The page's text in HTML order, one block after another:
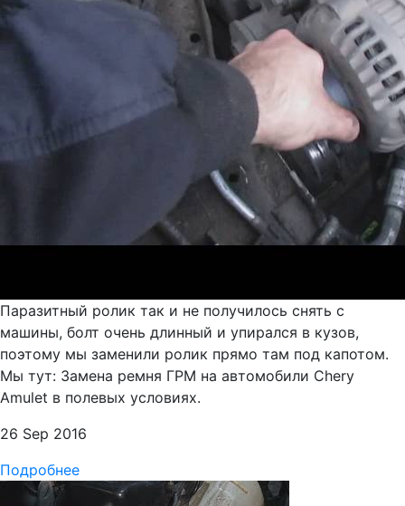
Паразитный ролик так и не получилось снять с
машины, болт очень длинный и упирался в кузов,
поэтому мы заменили ролик прямо там под капотом.
Мы тут: Замена ремня ГРМ на автомобили Chery
Amulet в полевых условиях.
26 Sep 2016
Подробнее